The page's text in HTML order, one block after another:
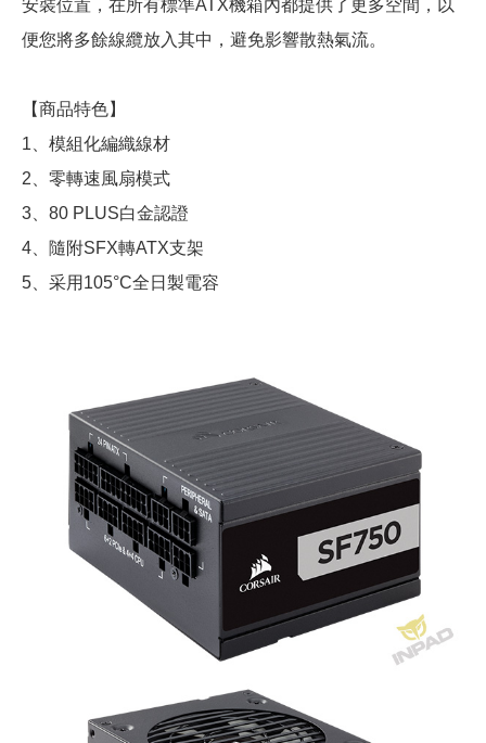
安裝位置，在所有標準ATX機箱內都提供了更多空間，以
便您將多餘線纜放入其中，避免影響散熱氣流。
【商品特色】
1、模組化編織線材
2、零轉速風扇模式
3、80 PLUS白金認證
4、隨附SFX轉ATX支架
5、采用105°C全日製電容